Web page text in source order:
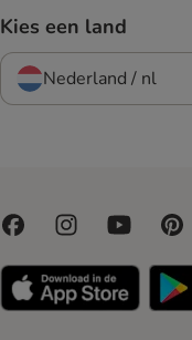
Kies een land
Nederland / nl